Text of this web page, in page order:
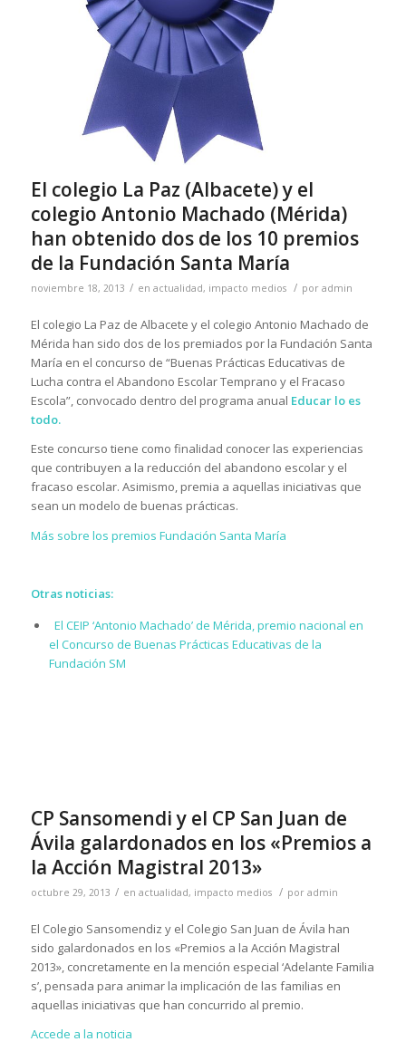
El colegio La Paz (Albacete) y el
colegio Antonio Machado (Mérida)
han obtenido dos de los 10 premios
de la Fundación Santa María
noviembre 18, 2013 / en actualidad, impacto medios / por admin
El colegio La Paz de Albacete y el colegio Antonio Machado de
Mérida han sido dos de los premiados por la Fundación Santa
María en el concurso de “Buenas Prácticas Educativas de
Lucha contra el Abandono Escolar Temprano y el Fracaso
Escola”, convocado dentro del programa anual Educar lo es
todo.
Este concurso tiene como finalidad conocer las experiencias
que contribuyen a la reducción del abandono escolar y el
fracaso escolar. Asimismo, premia a aquellas iniciativas que
sean un modelo de buenas prácticas.
Más sobre los premios Fundación Santa María
Otras noticias:
El CEIP ‘Antonio Machado’ de Mérida, premio nacional en
el Concurso de Buenas Prácticas Educativas de la
Fundación SM
CP Sansomendi y el CP San Juan de
Ávila galardonados en los «Premios a
la Acción Magistral 2013»
octubre 29, 2013 / en actualidad, impacto medios / por admin
El Colegio Sansomendiz y el Colegio San Juan de Ávila han
sido galardonados en los «Premios a la Acción Magistral
2013», concretamente en la mención especial ‘Adelante Familia
s’, pensada para animar la implicación de las familias en
aquellas iniciativas que han concurrido al premio.
Accede a la noticia